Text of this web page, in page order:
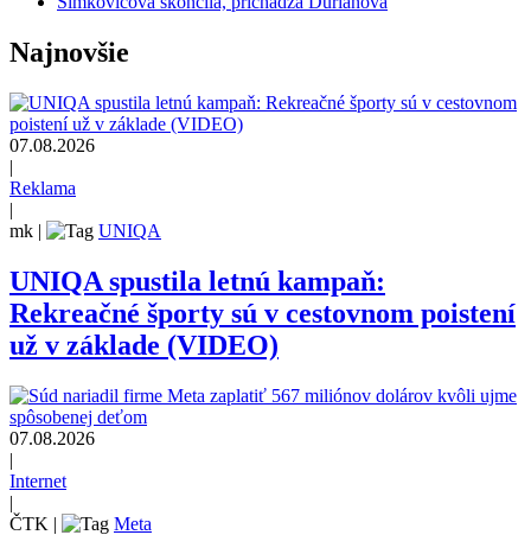
Najnovšie
07.08.2026
|
Reklama
|
mk | UNIQA
UNIQA spustila letnú kampaň:
Rekreačné športy sú v cestovnom poistení
už v základe (VIDEO)
07.08.2026
|
Internet
|
ČTK | Meta